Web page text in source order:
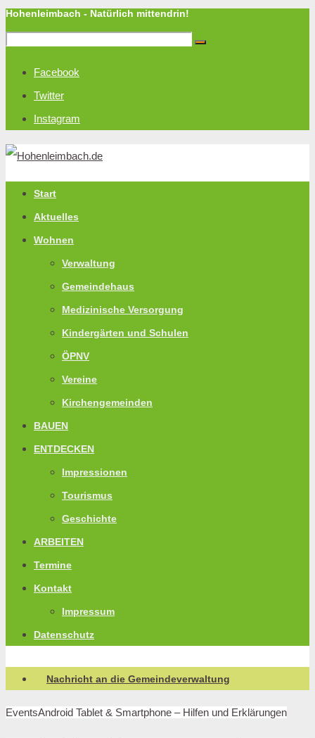
Hohenleimbach - Natürlich mittendrin!
Facebook
Twitter
Instagram
Start
Aktuelles
Wohnen
Verwaltung
Gemeindehaus
Medizinische Versorgung
Kindergärten und Schulen
ÖPNV
Vereine
Kirchengemeinden
BAUEN
ENTDECKEN
Impressionen
Tourismus
Geschichte
ARBEITEN
Termine
Kontakt
Impressum
Datenschutz
Nachricht an die Gemeindeverwaltung
EventsAndroid Tablet & Smartphone – Hilfen und Erklärungen